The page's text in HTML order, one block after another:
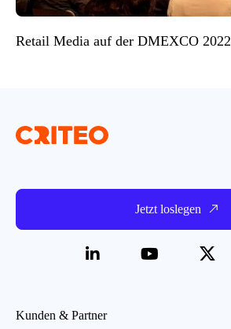
Retail Media auf der DMEXCO 2022
Jetzt loslegen
Kunden & Partner